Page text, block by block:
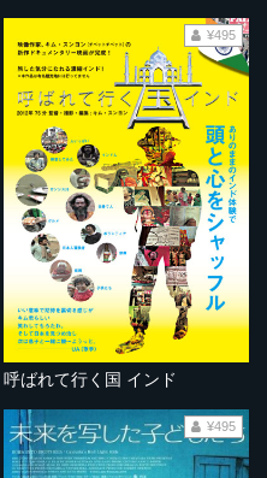
呼ばれて行く国 インド
¥495
¥495